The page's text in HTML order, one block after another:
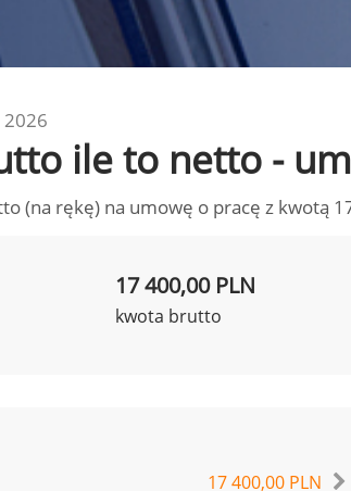
ile to netto -
(na rękę) na umowę o pracę z kwotą
17 400,00 PLN
kwota brutto
17 400,00 PLN